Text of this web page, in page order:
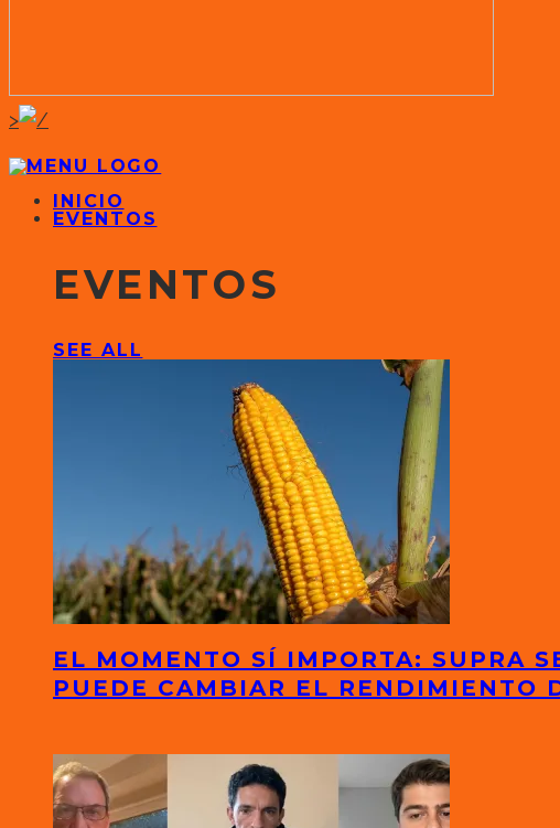
>
INICIO
EVENTOS
EVENTOS
SEE ALL
EL MOMENTO SÍ IMPORTA: SUPRA
PUEDE CAMBIAR EL RENDIMIENTO